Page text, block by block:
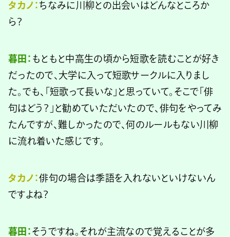
タカノ： ちなみに川柳との出会いはどんなところか
ら？
暮田： もともと中高生の頃から短歌を読むことが好き
だったので、大学に入って短歌サークルに入りまし
た。でも、「短歌って長いな」と思っていて。そこで「俳
句はどう？」と勧めていただいたので、俳句をやってみ
たんですが、難しかったので、何のルールもない川柳
に流れ着いた感じです。
タカノ：俳句の場合は季語を入れないといけないん
ですよね？
暮田： そうですね。それが主流なので覚えることが多